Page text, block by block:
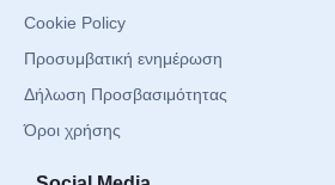
Cookie Policy
Προσυμβατική ενημέρωση
Δήλωση Προσβασιμότητας
Όροι χρήσης